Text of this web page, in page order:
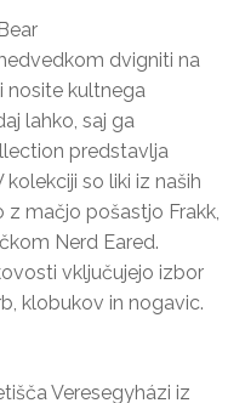
dvigniti na
nosite kultnega
lahko, saj ga
predstavlja
so liki iz naših
z mačjo pošastjo Frakk,
Nerd Eared.
vključujejo izbor
klobukov in nogavic.
Veresegyházi iz